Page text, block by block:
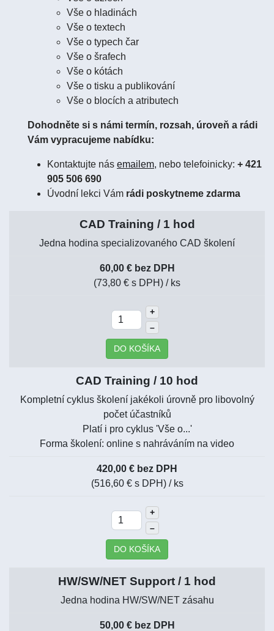
Vše o hladinách
Vše o textech
Vše o typech čar
Vše o šrafech
Vše o kótách
Vše o tisku a publikování
Vše o blocích a atributech
Dohodněte si s námi termín, rozsah, úroveň a rádi
Vám vypracujeme nabídku:
Kontaktujte nás emailem, nebo telefoinicky: + 421
905 506 690
Úvodní lekci Vám rádi poskytneme zdarma
CAD Training / 1 hod
Jedna hodina specializovaného CAD školení
60,00 € bez DPH
(73,80 € s DPH) / ks
+
–
DO KOŠÍKA
CAD Training / 10 hod
Kompletní cyklus školení jakékoli úrovně pro libovolný
počet účastníků
Platí i pro cyklus 'Vše o...'
Forma školení: online s nahráváním na video
420,00 € bez DPH
(516,60 € s DPH) / ks
+
–
DO KOŠÍKA
HW/SW/NET Support / 1 hod
Jedna hodina HW/SW/NET zásahu
50,00 € bez DPH